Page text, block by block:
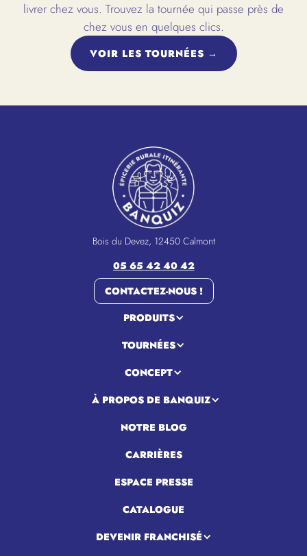
livrer chez vous. Trouvez la tournée qui passe près de
chez vous en quelques clics.
VOIR LES TOURNÉES →
Bois du Devez, 12450 Calmont
05 65 42 40 42
CONTACTEZ-NOUS !
PRODUITS
TOURNÉES
CONCEPT
À PROPOS DE BANQUIZ
NOTRE BLOG
CARRIÈRES
ESPACE PRESSE
CATALOGUE
DEVENIR FRANCHISÉ